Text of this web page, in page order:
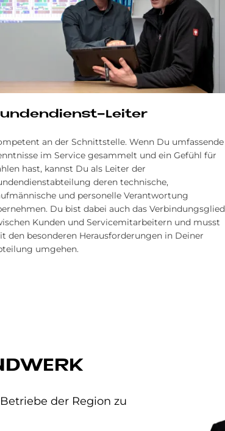
Lei­ter
an der Schnittstelle. Wenn Du umfassende
im Service gesammelt und ein Gefühl für
hast, kannst Du als Leiter der
deren technische,
und personelle Verantwortung
Du bist dabei auch das Verbindungsglied
Kunden und Servicemitarbeitern und musst
den besonderen Herausforderungen in Deiner
umgehen.
der Region zu